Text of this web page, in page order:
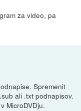
za video, pa
Spremenit
ali .txt podnapisov.
MicroDVDju.